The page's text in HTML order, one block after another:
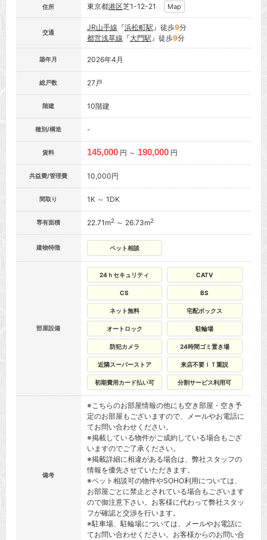
住所 東京都港区芝1-12-21 Map
交通
JR山手線 『浜松町駅』徒歩9分
都営浅草線 『大門駅』徒歩9分
築年月 2026年4月
総戸数 27戸
階建 10階建
種別/構造 -
賃料 145,000 円 ～ 190,000 円
共益費/管理費 10,000円
間取り 1K ～ 1DK
専有面積 22.71m2～ 26.73m2
建物特徴 ペット相談
部屋設備
24ｈセキュリティ CATV
CS BS
ネット無料 宅配ボックス
オートロック 駐輪場
防犯カメラ 24時間ゴミ置き場
近隣スーパーストア 来店不要ＩＴ重説
初期費用カード払い可 分割サービス利用可
備考
※こちらのお部屋情報の他にも空き部屋・空き予
定のお部屋もございますので、メールやお電話に
てお問い合わせください。
※掲載している物件がご成約している場合もござ
いますのでご了承ください。
※掲載詳細に相違がある場合は、弊社スタッフの
情報を優先させていただきます。
※ペット相談可の物件やSOHO利用については、
お部屋ごとに禁止とされている場合もございます
ので御注意下さい。お客様に代わって弊社スタッ
フが確認と交渉を行います。
※駐車場、駐輪場については、メールやお電話に
てお問い合わせください。お客様からのお問い合